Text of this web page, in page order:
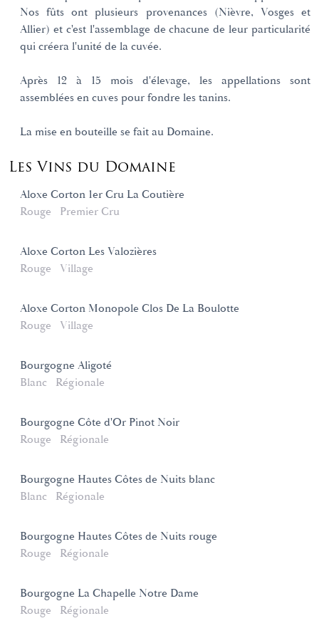
Nos fûts ont plusieurs provenances (Nièvre, Vosges et
Allier) et c'est l'assemblage de chacune de leur particularité
qui créera l'unité de la cuvée.
Après 12 à 15 mois d'élevage, les appellations sont
assemblées en cuves pour fondre les tanins.
La mise en bouteille se fait au Domaine.
Les Vins du Domaine
Aloxe Corton 1er Cru La Coutière
Rouge
Premier Cru
Aloxe Corton Les Valozières
Rouge
Village
Aloxe Corton Monopole Clos De La Boulotte
Rouge
Village
Bourgogne Aligoté
Blanc
Régionale
Bourgogne Côte d'Or Pinot Noir
Rouge
Régionale
Bourgogne Hautes Côtes de Nuits blanc
Blanc
Régionale
Bourgogne Hautes Côtes de Nuits rouge
Rouge
Régionale
Bourgogne La Chapelle Notre Dame
Rouge
Régionale